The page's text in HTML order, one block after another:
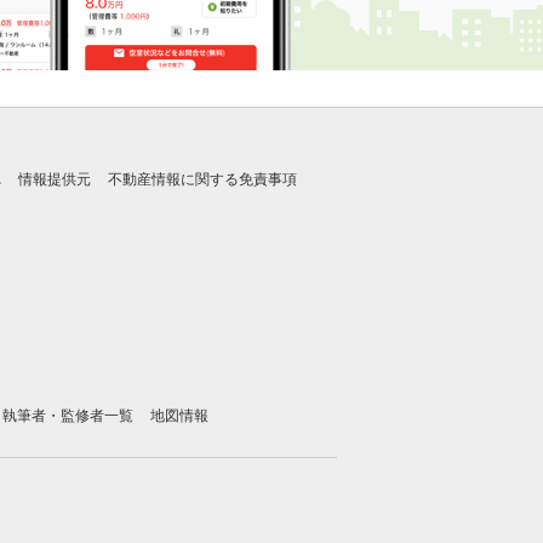
情報提供元 不動産情報に関する免責事項
執筆者・監修者一覧 地図情報